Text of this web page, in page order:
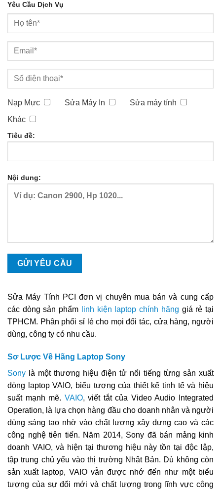
Yêu Cầu Dịch Vụ
Nạp Mực Sửa Máy In
Sửa máy tính
Khác
Tiêu đề:
Nội dung:
Sửa Máy Tính PCI đơn vị chuyên mua bán và cung cấp
các dòng sản phẩm
linh kiện laptop chính hãng giá rẻ tại
TPHCM. Phân phối sỉ lẻ cho mọi đối tác, cửa hàng, người
dùng, công ty có nhu cầu.
Sơ Lược Về Hãng Laptop Sony
Sony là một thương hiệu điện tử nổi tiếng từng sản xuất
dòng laptop VAIO, biểu tượng của thiết kế tinh tế và hiệu
suất mạnh mẽ. VAIO, viết tắt của Video Audio Integrated
Operation, là lựa chọn hàng đầu cho doanh nhân và người
dùng sáng tạo nhờ vào chất lượng xây dựng cao và các
công nghệ tiên tiến. Năm 2014, Sony đã bán mảng kinh
doanh VAIO, và hiện tại thương hiệu này tồn tại độc lập,
tập trung chủ yếu vào thị trường Nhật Bản. Dù không còn
sản xuất laptop, VAIO vẫn được nhớ đến như một biểu
tượng của sự đổi mới và chất lượng trong lĩnh vực công